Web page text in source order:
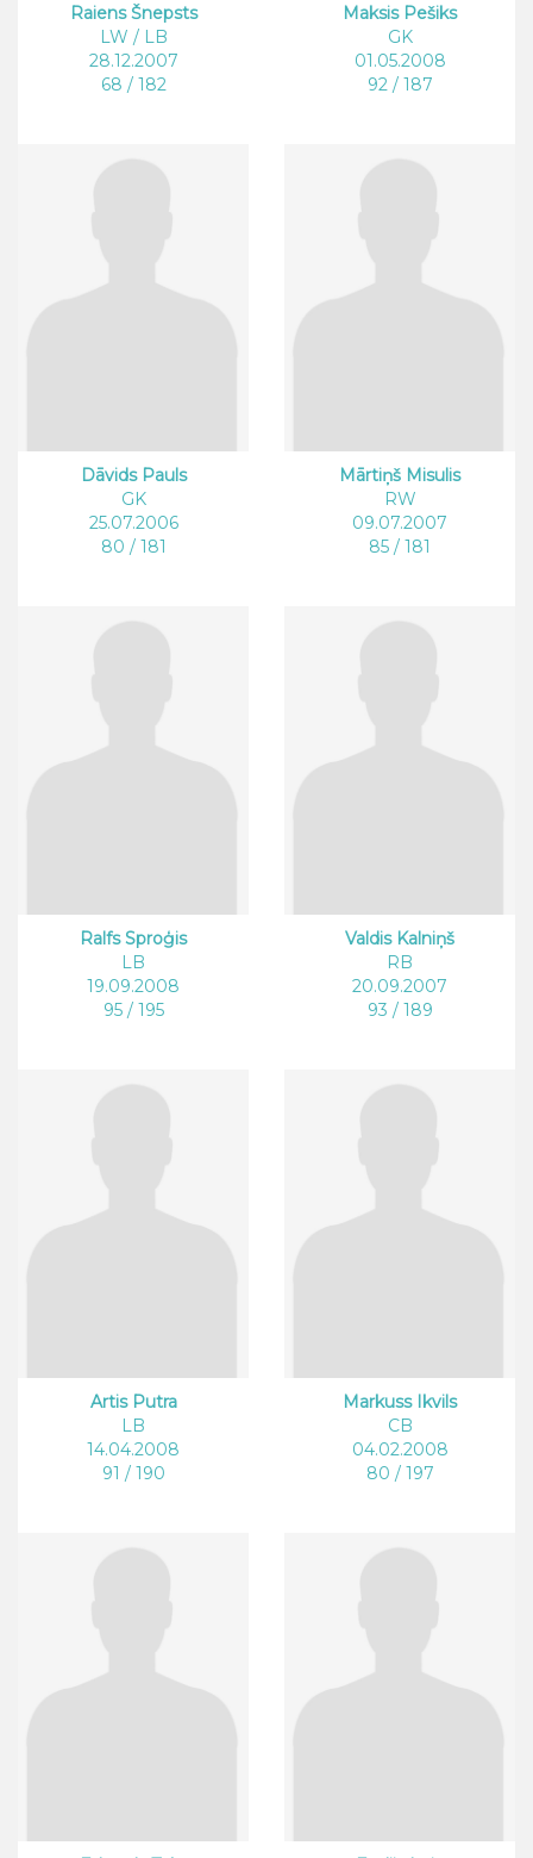
Raiens Šnepsts
LW / LB
28.12.2007
68 / 182
Maksis Pešiks
GK
01.05.2008
92 / 187
Dāvids Pauls
GK
25.07.2006
80 / 181
Mārtiņš Misulis
RW
09.07.2007
85 / 181
Ralfs Sproģis
LB
19.09.2008
95 / 195
Valdis Kalniņš
RB
20.09.2007
93 / 189
Artis Putra
LB
14.04.2008
91 / 190
Markuss Ikvils
CB
04.02.2008
80 / 197